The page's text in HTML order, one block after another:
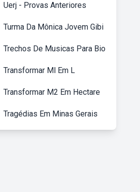
Uerj - Provas Anteriores
Turma Da Mônica Jovem Gibi
Trechos De Musicas Para Bio
Transformar Ml Em L
Transformar M2 Em Hectare
Tragédias Em Minas Gerais